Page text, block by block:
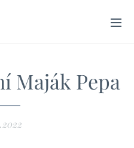
Maják Pepa